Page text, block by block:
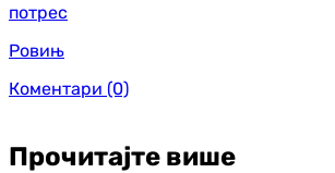
потрес
Ровињ
Коментари (0)
Прочитајте више